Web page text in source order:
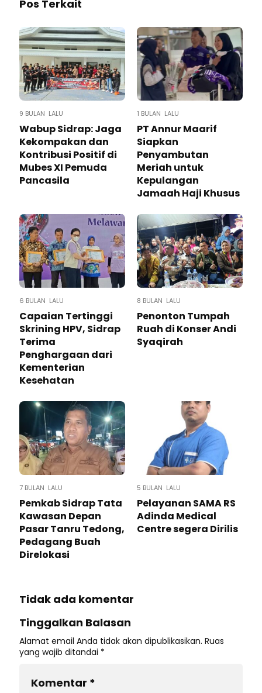
Pos Terkait
9 BULAN LALU
Wabup Sidrap: Jaga
Kekompakan dan
Kontribusi Positif di
Mubes XI Pemuda
Pancasila
1 BULAN LALU
PT Annur Maarif
Siapkan
Penyambutan
Meriah untuk
Kepulangan
Jamaah Haji Khusus
6 BULAN LALU
Capaian Tertinggi
Skrining HPV, Sidrap
Terima
Penghargaan dari
Kementerian
Kesehatan
8 BULAN LALU
Penonton Tumpah
Ruah di Konser Andi
Syaqirah
7 BULAN LALU
Pemkab Sidrap Tata
Kawasan Depan
Pasar Tanru Tedong,
Pedagang Buah
Direlokasi
5 BULAN LALU
Pelayanan SAMA RS
Adinda Medical
Centre segera Dirilis
Tidak ada komentar
Tinggalkan Balasan
Alamat email Anda tidak akan dipublikasikan. Ruas
yang wajib ditandai *
Komentar *